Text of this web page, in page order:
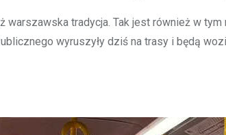
warszawska tradycja. Tak jest również w
wyruszyły dziś na trasy i będą